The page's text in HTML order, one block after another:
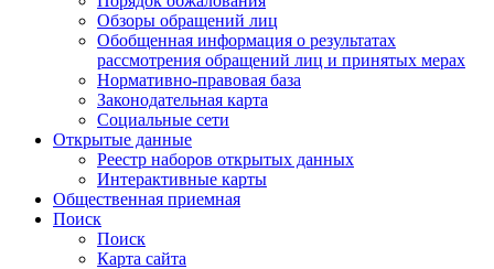
Обзоры обращений лиц
Обобщенная информация о результатах
рассмотрения обращений лиц и принятых мерах
Нормативно-правовая база
Законодательная карта
Социальные сети
Открытые данные
Реестр наборов открытых данных
Интерактивные карты
Общественная приемная
Поиск
Поиск
Карта сайта